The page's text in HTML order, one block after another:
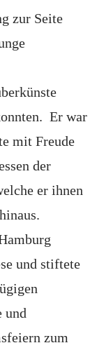
zur Seite
Er war
mit Freude
der
er ihnen
und stiftete
und
zum